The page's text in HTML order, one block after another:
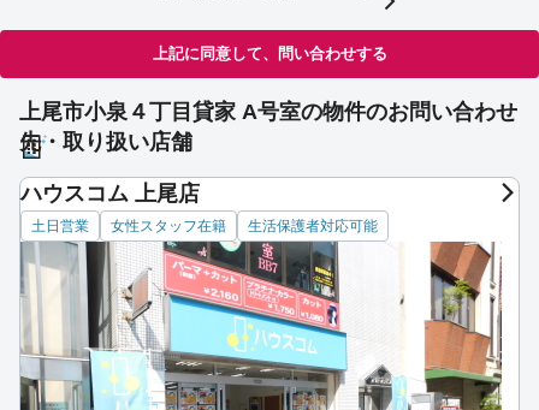
上記に同意して、問い合わせする
上尾市小泉４丁目貸家 A号室の物件のお問い合わせ
先・取り扱い店舗
ハウスコム 上尾店
土日営業 女性スタッフ在籍 生活保護者対応可能